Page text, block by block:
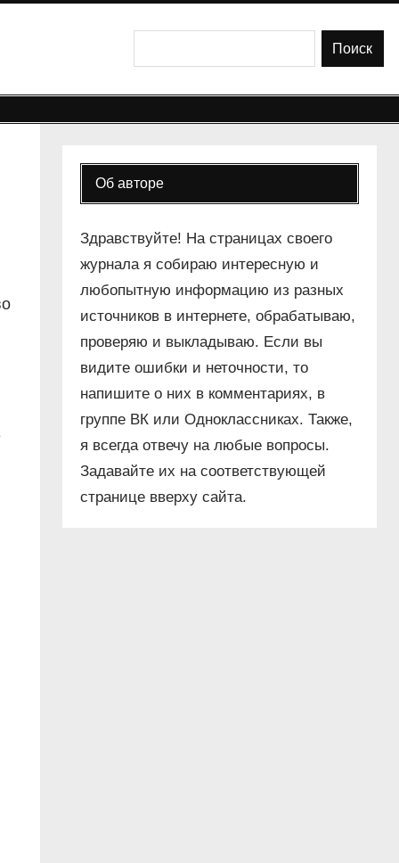
Поиск
Об авторе
Здравствуйте! На страницах своего
журнала я собираю интересную и
любопытную информацию из разных
источников в интернете, обрабатываю,
проверяю и выкладываю. Если вы
видите ошибки и неточности, то
напишите о них в комментариях, в
группе ВК или Одноклассниках. Также,
я всегда отвечу на любые вопросы.
Задавайте их на соответствующей
странице вверху сайта.